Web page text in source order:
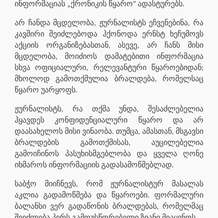
ინფორმაციას „ქრონიკის წყარო" ადასტურებს.
არ ჩანდა მცდელობა, ჟურნალისტს ეჩვენებინა, რა
კავშირი შეიძლებოდა ჰქონოდა ერნსტ ხეჩუმოვს
აქციის ორგანიზებასთან, ასევე, არ ჩანს მისი
მცდელობა, მოიძიოს დამატებითი ინფორმაცია
სხვა ოფიციალური, რელევანტური წყაროებიდან;
მხოლოდ გამოთქმულია ბრალდება, რომელსაც
წყარო უარყოფს.
ჟურნალისტს, რა თქმა უნდა, შესაძლებელია
ჰყავდეს კონფიდენციალური წყარო და არ
დაასახელოს მისი ვინაობა. თუმცა, ამასთან, მსგავსი
ბრალდების გამოთქმისას, აუცილებელია
გამოიჩინოს პასუხისმგებლობა და ყველა ღონე
იხმაროს ინფორმაციის გადასამოწმებლად.
საბჭო მიიჩნევს, რომ ჟურნალისტურ მასალას
აკლია გადამოწმება და წყაროები. ფორმალური
ბალანსი ვერ გადაწონის ბრალდებას, რომელმაც